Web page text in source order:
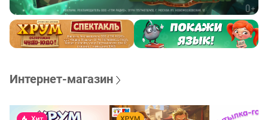
Интернет-магазин